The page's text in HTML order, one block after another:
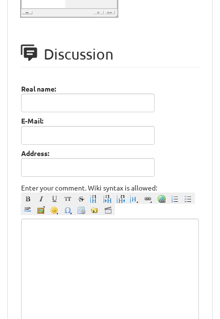
Discussion
Real name:
E-Mail:
Address:
Enter your comment. Wiki syntax is allowed: